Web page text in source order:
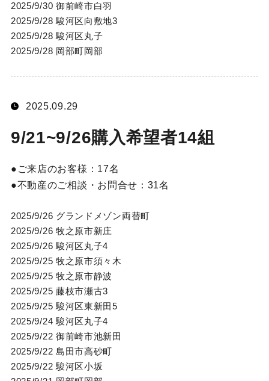
2025/9/30 御前崎市白羽
2025/9/28 駿河区向敷地3
2025/9/28 駿河区丸子
2025/9/28 岡部町岡部
2025.09.29
9/21~9/26購入希望者14組
ご来店のお客様： 17名
不動産のご相談・お問合せ： 31名
2025/9/26 グランドメゾン両替町
2025/9/26 牧之原市新庄
2025/9/26 駿河区丸子4
2025/9/25 牧之原市須々木
2025/9/25 牧之原市静波
2025/9/25 藤枝市瀬古3
2025/9/25 駿河区東新田5
2025/9/24 駿河区丸子4
2025/9/22 御前崎市池新田
2025/9/22 島田市高砂町
2025/9/22 駿河区小坂